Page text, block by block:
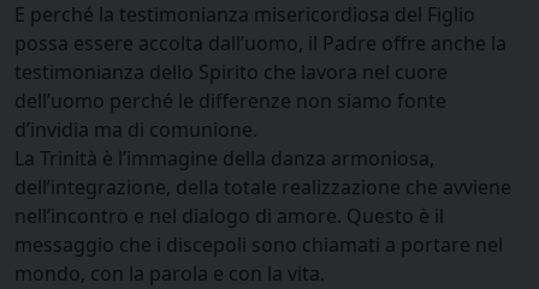
E perché la testimonianza misericordiosa del Figlio
possa essere accolta dall’uomo, il Padre offre anche la
testimonianza dello Spirito che lavora nel cuore
dell’uomo perché le differenze non siamo fonte
d’invidia ma di comunione.
La Trinità è l’immagine della danza armoniosa,
dell’integrazione, della totale realizzazione che avviene
nell’incontro e nel dialogo di amore. Questo è il
messaggio che i discepoli sono chiamati a portare nel
mondo, con la parola e con la vita.